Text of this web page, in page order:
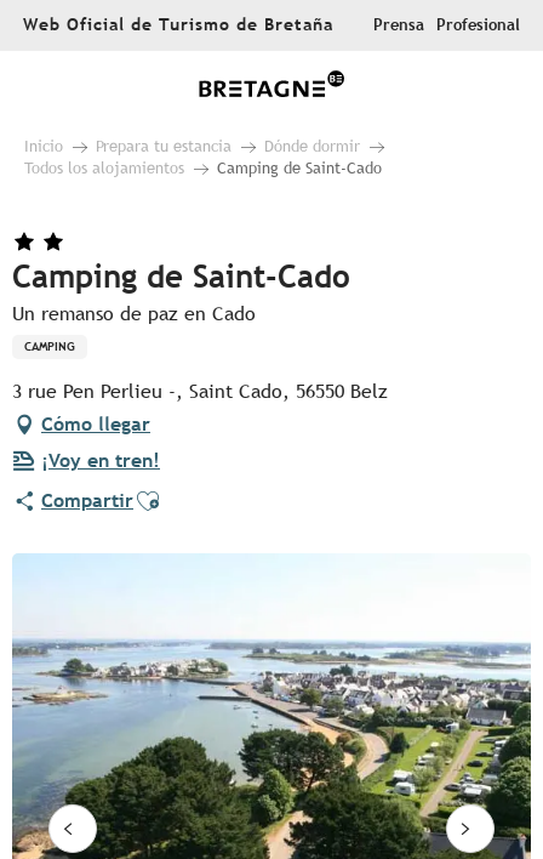
AllerWeb Oficial de Turismo de Bretaña Prensa Profesional
Inicio Prepara tu estancia
Dónde dormir
Todos los alojamientos
Camping de Saint-Cado
Camping de Saint-Cado
Un remanso de paz en Cado
CAMPING
3 rue Pen Perlieu -, Saint Cado, 56550 Belz
Cómo llegar
¡Voy en tren!
CompartirAjouter aux favoris